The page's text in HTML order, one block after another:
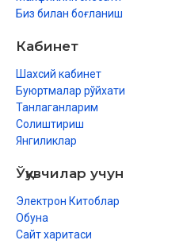
Биз билан боғланиш
Кабинет
Шахсий кабинет
Буюртмалар рўйхати
Танлаганларим
Солиштириш
Янгиликлар
Ўқувчилар учун
Электрон Китоблар
Обуна
Сайт харитаси